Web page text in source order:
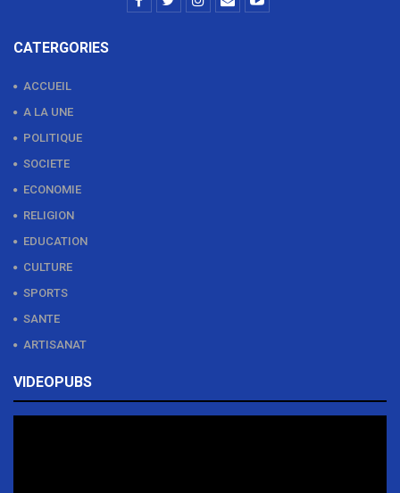
CATERGORIES
ACCUEIL
A LA UNE
POLITIQUE
SOCIETE
ECONOMIE
RELIGION
EDUCATION
CULTURE
SPORTS
SANTE
ARTISANAT
VIDEOPUBS